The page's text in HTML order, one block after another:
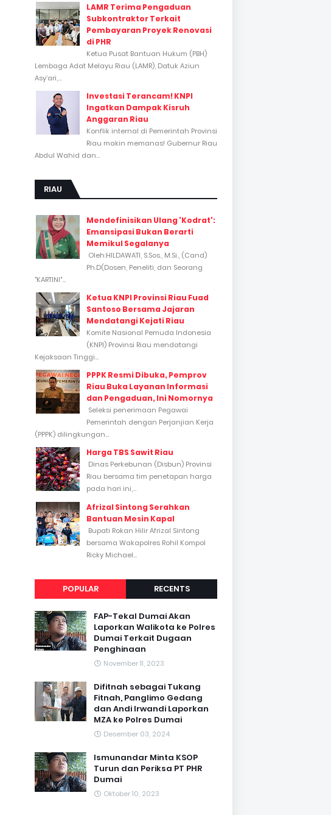
LAMR Terima Pengaduan
Subkontraktor Terkait
Pembayaran Proyek Renovasi
di PHR
Ketua Pusat Bantuan Hukum (PBH)
Lembaga Adat Melayu Riau (LAMR), Datuk Aziun
Asy’ari,...
Investasi Terancam! KNPI
Ingatkan Dampak Kisruh
Anggaran Riau
Konflik internal di Pemerintah Provinsi
Riau makin memanas! Gubernur Riau
Abdul Wahid dan...
RIAU
Mendefinisikan Ulang 'Kodrat':
Emansipasi Bukan Berarti
Memikul Segalanya
Oleh:HILDAWATI, S.Sos., M.Si., (Cand)
Ph.D(Dosen, Peneliti, dan Seorang
"KARTINI"...
Ketua KNPI Provinsi Riau Fuad
Santoso Bersama Jajaran
Mendatangi Kejati Riau
Komite Nasional Pemuda Indonesia
(KNPI) Provinsi Riau mendatangi
Kejaksaan Tinggi...
PPPK Resmi Dibuka, Pemprov
Riau Buka Layanan Informasi
dan Pengaduan, Ini Nomornya
Seleksi penerimaan Pegawai
Pemerintah dengan Perjanjian Kerja
(PPPK) dilingkungan...
Harga TBS Sawit Riau
Dinas Perkebunan (Disbun) Provinsi
Riau bersama tim penetapan harga
pada hari ini,...
Afrizal Sintong Serahkan
Bantuan Mesin Kapal
Bupati Rokan Hilir Afrizal Sintong
bersama Wakapolres Rohil Kompol
Ricky Michael...
POPULAR RECENTS
FAP-Tekal Dumai Akan
Laporkan Walikota ke Polres
Dumai Terkait Dugaan
Penghinaan
November 11, 2023
Difitnah sebagai Tukang
Fitnah, Panglimo Gedang
dan Andi Irwandi Laporkan
MZA ke Polres Dumai
Desember 03, 2024
Ismunandar Minta KSOP
Turun dan Periksa PT PHR
Dumai
Oktober 10, 2023